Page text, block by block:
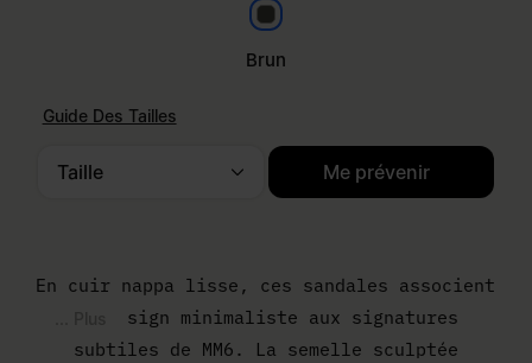
Brun
Brun
Guide Des Tailles
Me prévenir
En cuir nappa lisse, ces sandales associent
un design minimaliste aux signatures
subtiles de MM6. La semelle sculptée